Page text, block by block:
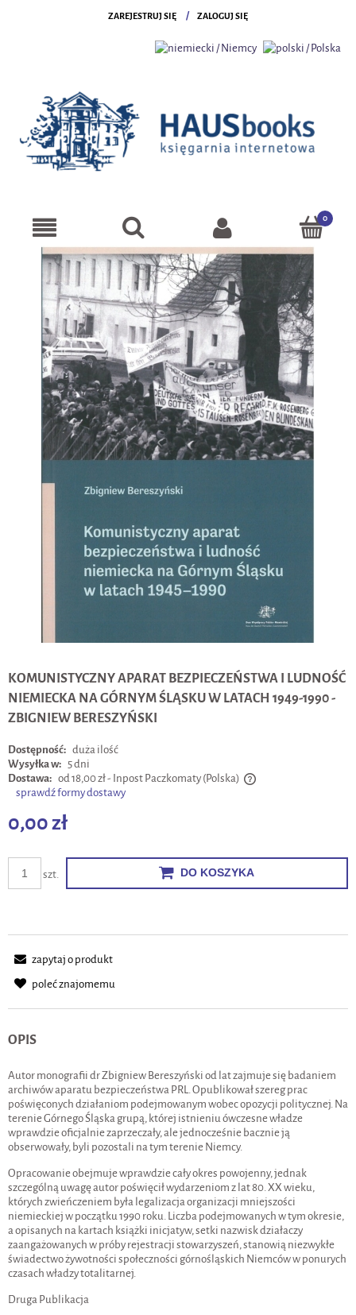
ZAREJESTRUJ SIĘ ZALOGUJ SIĘ
KOMUNISTYCZNY APARAT BEZPIECZEŃSTWA I LUDNOŚĆ
NIEMIECKA NA GÓRNYM ŚLĄSKU W LATACH 1949-1990 -
ZBIGNIEW BERESZYŃSKI
Dostępność: duża ilość
Wysyłka w: 5 dni
Dostawa: od 18,00 zł- Inpost Paczkomaty(Polska)
Cena nie zawiera ewentualnych kosztów płatności
sprawdź formy dostawy
0,00 zł
szt. DO KOSZYKA
zapytaj o produkt
poleć znajomemu
OPIS
Autor monografii dr Zbigniew Bereszyński od lat zajmuje się badaniem
archiwów aparatu bezpieczeństwa PRL. Opublikował szereg prac
poświęconych działaniom podejmowanym wobec opozycji politycznej. Na
terenie Górnego Śląska grupą, której istnieniu ówczesne władze
wprawdzie oficjalnie zaprzeczały, ale jednocześnie bacznie ją
obserwowały, byli pozostali na tym terenie Niemcy.
Opracowanie obejmuje wprawdzie cały okres powojenny, jednak
szczególną uwagę autor poświęcił wydarzeniom z lat 80. XX wieku,
których zwieńczeniem była legalizacja organizacji mniejszości
niemieckiej w początku 1990 roku. Liczba podejmowanych w tym okresie,
a opisanych na kartach książki inicjatyw, setki nazwisk działaczy
zaangażowanych w próby rejestracji stowarzyszeń, stanowią niezwykłe
świadectwo żywotności społeczności górnośląskich Niemców w ponurych
czasach władzy totalitarnej.
Druga Publikacja